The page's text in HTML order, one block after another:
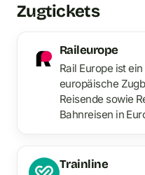
Zugtickets
Raileurope
Rail Europe ist
europäische
Reisende sowie
Bahnreisen in
Trainline